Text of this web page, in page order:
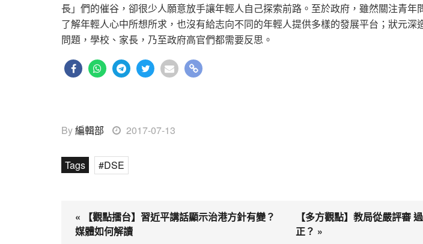
長」們的催谷，卻很少人願意放手讓年輕人自己探索前路。至於政府，雖然關注青年
了解年輕人心中所想所求，也沒有給志向不同的年輕人提供多樣的發展平台；狀元深
問題，學校、家長，乃至政府高官們都需要反思。
By編輯部 2017-07-13
Tags DSE
« 【觀點擂台】習近平講話顯示治港方針有變？
媒體如何解讀
【多方觀點】教局從嚴評審
正？ »